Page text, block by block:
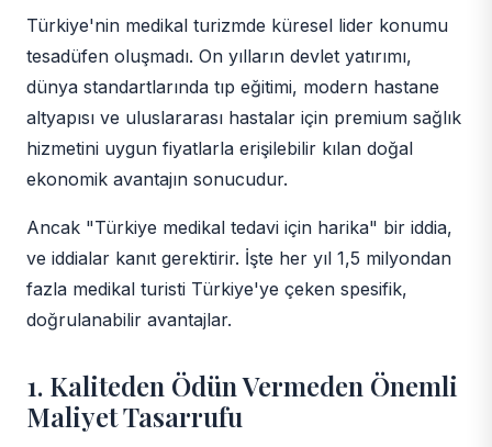
Türkiye'nin medikal turizmde küresel lider konumu
tesadüfen oluşmadı. On yılların devlet yatırımı,
dünya standartlarında tıp eğitimi, modern hastane
altyapısı ve uluslararası hastalar için premium sağlık
hizmetini uygun fiyatlarla erişilebilir kılan doğal
ekonomik avantajın sonucudur.
Ancak "Türkiye medikal tedavi için harika" bir iddia,
ve iddialar kanıt gerektirir. İşte her yıl 1,5 milyondan
fazla medikal turisti Türkiye'ye çeken spesifik,
doğrulanabilir avantajlar.
1. Kaliteden Ödün Vermeden Önemli
Maliyet Tasarrufu